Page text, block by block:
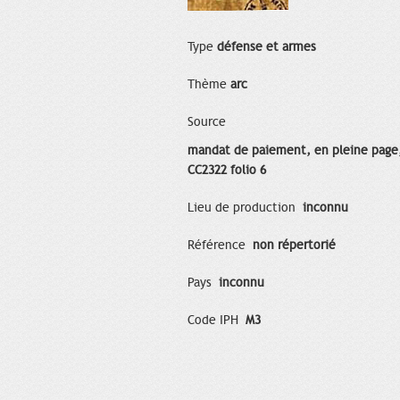
Type défense et armes
Thème arc
Source
mandat de paiement, en pleine
CC2322 folio 6
Lieu de production inconnu
Référence non répertorié
Pays inconnu
Code IPH M3